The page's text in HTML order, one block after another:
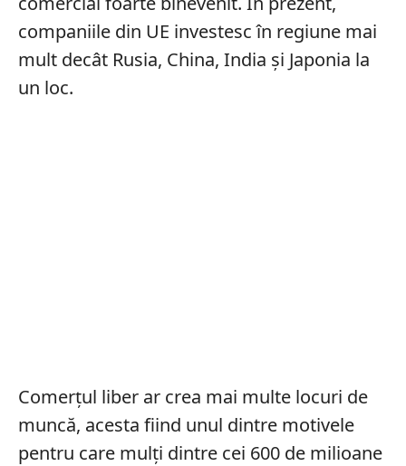
companiile din UE investesc în regiune mai
mult decât Rusia, China, India și Japonia la
un loc.
Comerțul liber ar crea mai multe locuri de
muncă, acesta fiind unul dintre motivele
pentru care mulți dintre cei 600 de milioane